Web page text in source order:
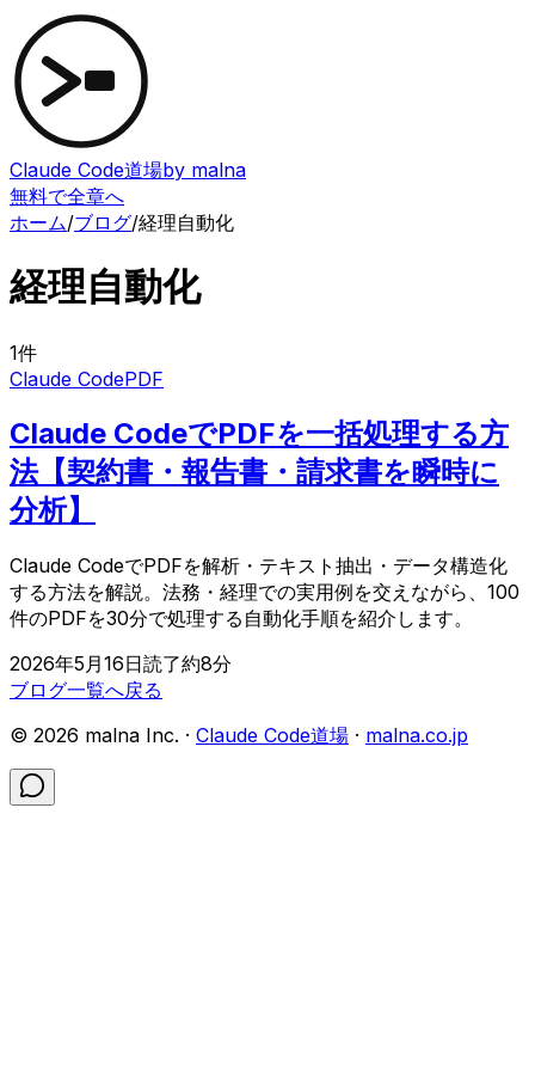
Claude Code道場by malna
無料で全章へ
ホーム/ブログ/経理自動化
経理自動化
1件
Claude CodePDF
Claude CodeでPDFを一括処理する方
法【契約書・報告書・請求書を瞬時に
分析】
Claude CodeでPDFを解析・テキスト抽出・データ構造化
する方法を解説。法務・経理での実用例を交えながら、100
件のPDFを30分で処理する自動化手順を紹介します。
2026年5月16日読了約8分
ブログ一覧へ戻る
© 2026 malna Inc. · Claude Code道場 · malna.co.jp